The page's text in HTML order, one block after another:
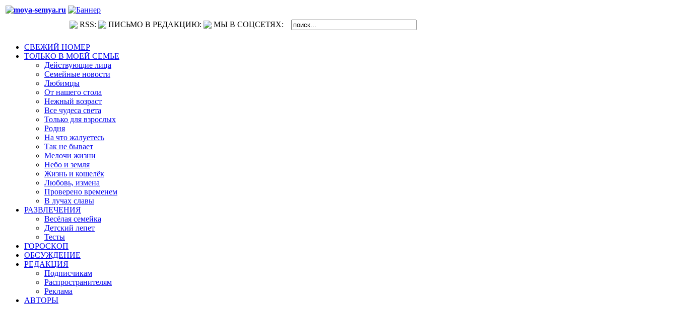
RSS: ПИСЬМО В РЕДАКЦИЮ: МЫ В СОЦСЕТЯХ:
СВЕЖИЙ НОМЕР
ТОЛЬКО В МОЕЙ СЕМЬЕ
Действующие лица
Семейные новости
Любимцы
От нашего стола
Нежный возраст
Все чудеса света
Только для взрослых
Родня
На что жалуетесь
Так не бывает
Мелочи жизни
Небо и земля
Жизнь и кошелёк
Любовь, измена
Проверено временем
В лучах славы
РАЗВЛЕЧЕНИЯ
Весёлая семейка
Детский лепет
Тесты
ГОРОСКОП
ОБСУЖДЕНИЕ
РЕДАКЦИЯ
Подписчикам
Распространителям
Реклама
АВТОРЫ